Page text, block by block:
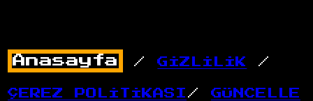
/ GİZLİLİK /
ÇEREZ POLİTİKASI / GÜNCELLE